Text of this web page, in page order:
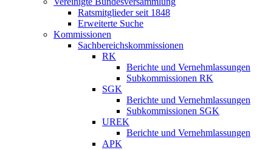
Ratsmitglieder seit 1848
Erweiterte Suche
Kommissionen
Sachbereichskommissionen
RK
Berichte und Vernehmlassungen
Subkommissionen RK
SGK
Berichte und Vernehmlassungen
Subkommissionen SGK
UREK
Berichte und Vernehmlassungen
APK